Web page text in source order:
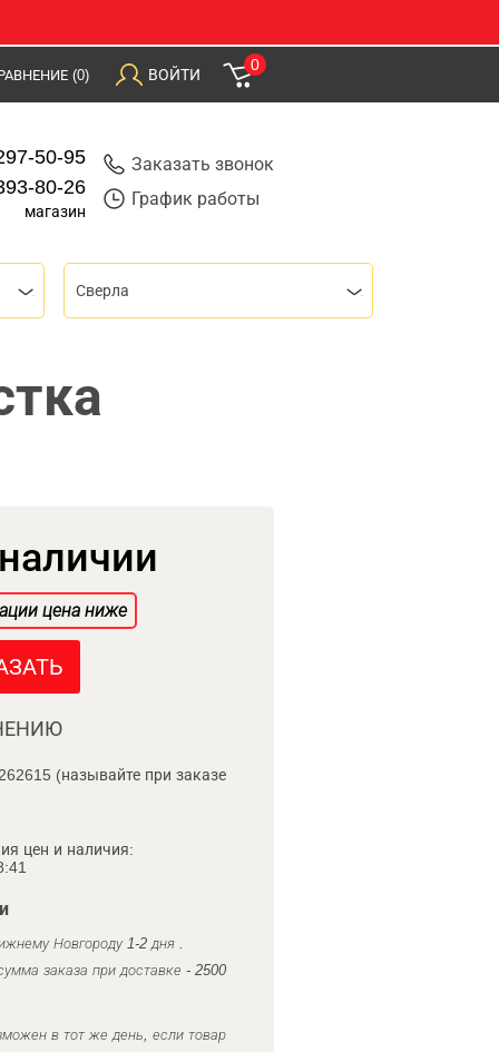
(0) ВОЙТИ
0
50-95
80-26
магазин
Заказать звонок
График работы
Сверла
цена ниже
(называйте при заказе
цен и наличия:
Новгороду 1-2 дня .
заказа при доставке - 2500
в тот же день, если товар